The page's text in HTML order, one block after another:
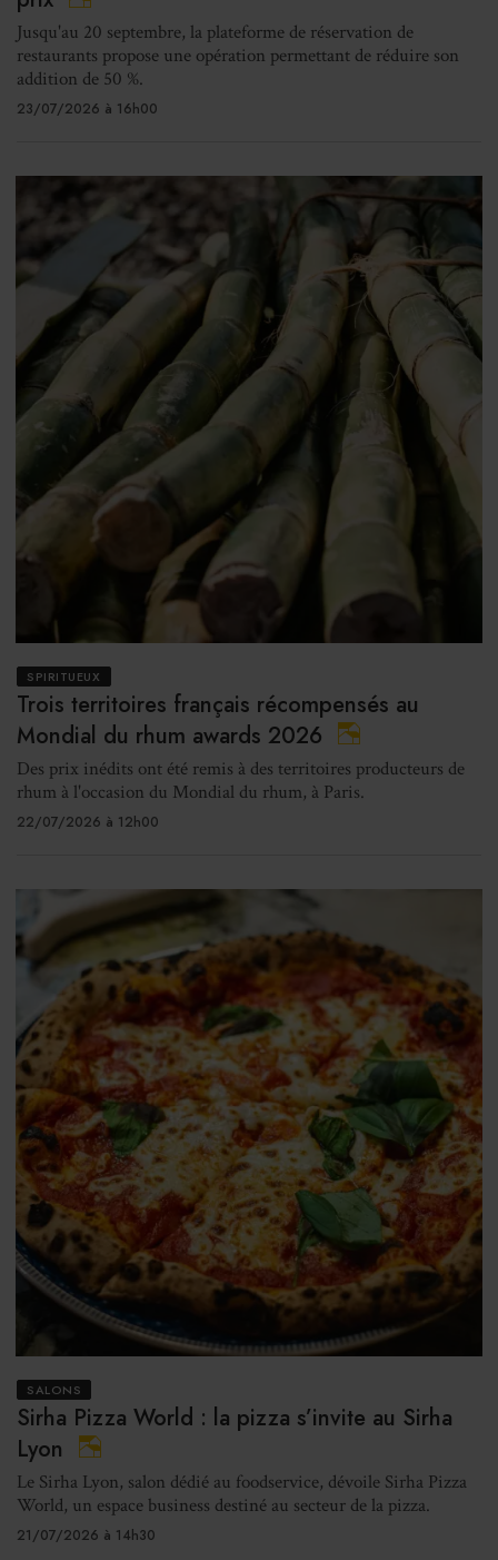
Jusqu'au 20 septembre, la plateforme de réservation de
restaurants propose une opération permettant de réduire son
addition de 50 %.
23/07/2026 à 16h00
SPIRITUEUX
Trois territoires français récompensés au
Mondial du rhum awards 2026
Des prix inédits ont été remis à des territoires producteurs de
rhum à l'occasion du Mondial du rhum, à Paris.
22/07/2026 à 12h00
SALONS
Sirha Pizza World : la pizza s’invite au Sirha
Lyon
Le Sirha Lyon, salon dédié au foodservice, dévoile Sirha Pizza
World, un espace business destiné au secteur de la pizza.
21/07/2026 à 14h30